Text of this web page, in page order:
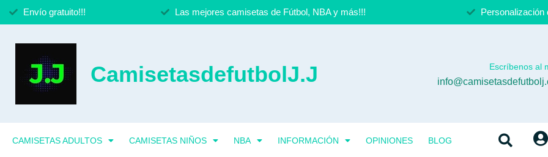
Envío gratuito!!! Las mejores camisetas de Fútbol, NBA y más!!! Personalización
CamisetasdefutbolJ.J Escríbenos al
CAMISETAS ADULTOS CAMISETAS NIÑOS NBA INFORMACIÓN OPINIONES BLOG